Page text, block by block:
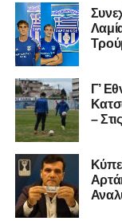
Καλωσορίζουμε
Σαρωνικού και
επιτυχίες.»
Η ανακοίνωση
«Ο Α.Ο.
απόκτηση του
Ο 24χρονος
Γ’
–